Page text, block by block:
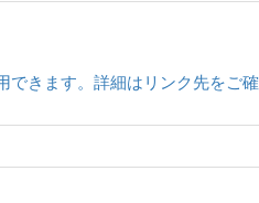
きます。詳細はリンク先をご